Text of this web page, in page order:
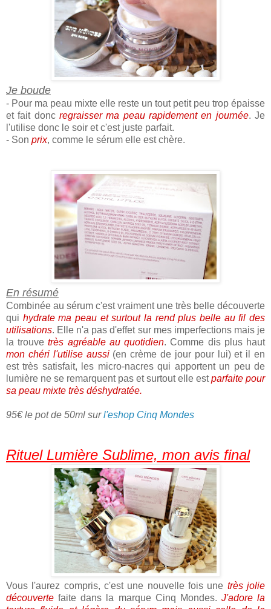
Je boude
- Pour ma peau mixte elle reste un tout petit peu trop épaisse
et fait donc regraisser ma peau rapidement en journée. Je
l'utilise donc le soir et c'est juste parfait.
- Son prix, comme le sérum elle est chère.
En résumé
Combinée au sérum c'est vraiment une très belle découverte
qui hydrate ma peau et surtout la rend plus belle au fil des
utilisations. Elle n'a pas d'effet sur mes imperfections mais je
la trouvetrès agréable au quotidien. Comme dis plus haut
mon chéri l'utilise aussi (en crème de jour pour lui) et il en
est très satisfait, les micro-nacres qui apportent un peu de
lumière ne se remarquent pas et surtout elle estparfaite pour
sa peau mixte très déshydratée.
95€ le pot de 50ml surl'eshop Cinq Mondes
Rituel Lumière Sublime, mon avis final
Vous l'aurez compris, c'est une nouvelle fois une très jolie
découvertefaite dans la marque Cinq Mondes. J'adore la